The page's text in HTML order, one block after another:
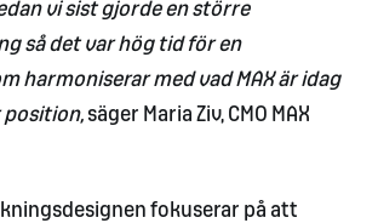
vi sist gjorde en större
så det var hög tid för en
harmoniserar med vad MAX är idag
position, säger Maria Ziv, CMO MAX
fokuserar på att